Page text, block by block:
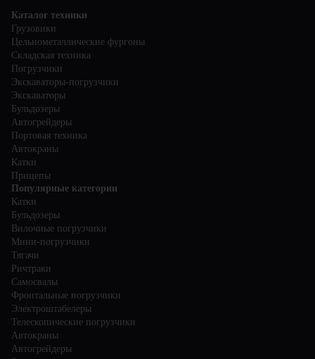
Каталог техники
Грузовики
Цельнометаллические фургоны
Складская техника
Погрузчики
Экскаваторы-погрузчики
Экскаваторы
Бульдозеры
Автогрейдеры
Портовая техника
Автокраны
Катки
Прицепы
Популярные категории
Катки
Бульдозеры
Вилочные погрузчики
Мини-погрузчики
Тягачи
Ричтраки
Самосвалы
Фронтальные погрузчики
Электроштабелеры
Телескопические погрузчики
Автокраны
Автогрейдеры